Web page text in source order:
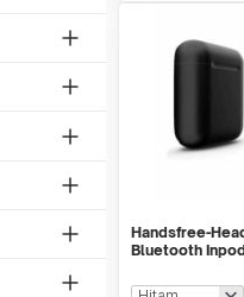
Handsfree-
Bluetooth